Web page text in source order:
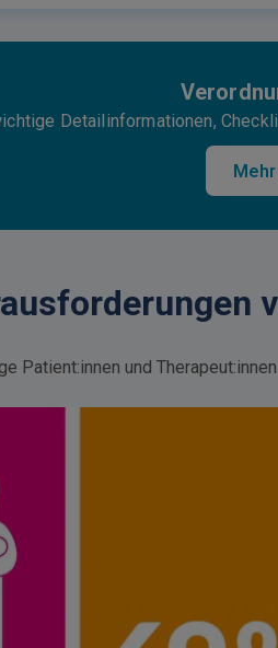
Detailinformationen,
Patient:innen und